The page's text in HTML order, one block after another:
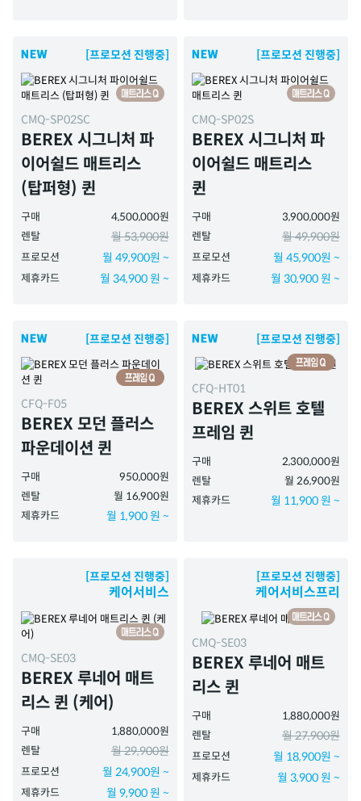
[프로모션 진행중]
CMQ-SP02SC
BEREX 시그니처 파
이어쉴드 매트리스
(탑퍼형) 퀸
구매
4,500,000원
렌탈
월 53,900원
프로모션 월 49,900원 ~
제휴카드 월 34,900 원 ~
[프로모션 진행중]
CMQ-SP02S
BEREX 시그니처 파
이어쉴드 매트리스
퀸
구매
3,900,000원
렌탈
월 49,900원
프로모션 월 45,900원 ~
제휴카드 월 30,900 원 ~
[프로모션 진행중]
CFQ-F05
BEREX 모던 플러스
파운데이션 퀸
구매
950,000원
렌탈
월 16,900원
제휴카드
월 1,900 원 ~
[프로모션 진행중]
CFQ-HT01
BEREX 스위트 호텔
프레임 퀸
구매
2,300,000원
렌탈
월 26,900원
제휴카드
월 11,900 원 ~
[프로모션 진행중]
케어서비스
CMQ-SE03
BEREX 루네어 매트
리스 퀸 (케어)
구매
1,880,000원
렌탈
월 29,900원
프로모션 월 24,900원 ~
제휴카드 월 9,900 원 ~
[프로모션 진행중]
케어서비스프리
CMQ-SE03
BEREX 루네어 매트
리스 퀸
구매
1,880,000원
렌탈
월 27,900원
프로모션 월 18,900원 ~
제휴카드 월 3,900 원 ~